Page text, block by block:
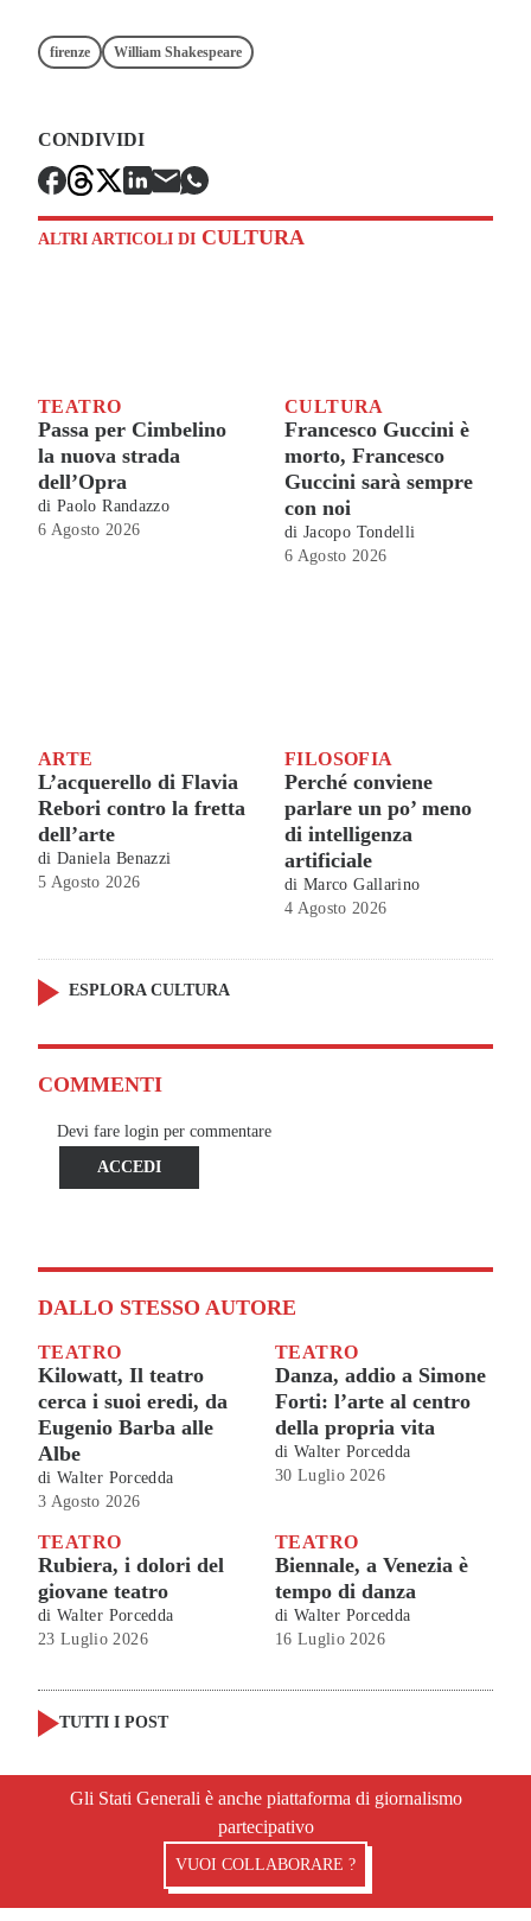
firenze William Shakespeare
CONDIVIDI
ALTRI ARTICOLI DI CULTURA
TEATRO
Passa per Cimbelino
la nuova strada
dell’Opra
di Paolo Randazzo
6 Agosto 2026
CULTURA
Francesco Guccini è
morto, Francesco
Guccini sarà sempre
con noi
di Jacopo Tondelli
6 Agosto 2026
ARTE
L’acquerello di Flavia
Rebori contro la fretta
dell’arte
di Daniela Benazzi
5 Agosto 2026
FILOSOFIA
Perché conviene
parlare un po’ meno
di intelligenza
artificiale
di Marco Gallarino
4 Agosto 2026
ESPLORA CULTURA
COMMENTI
Devi fare login per commentare
ACCEDI
DALLO STESSO AUTORE
TEATRO
Kilowatt, Il teatro
cerca i suoi eredi, da
Eugenio Barba alle
Albe
di Walter Porcedda
3 Agosto 2026
TEATRO
Danza, addio a Simone
Forti: l’arte al centro
della propria vita
di Walter Porcedda
30 Luglio 2026
TEATRO
Rubiera, i dolori del
giovane teatro
di Walter Porcedda
23 Luglio 2026
TEATRO
Biennale, a Venezia è
tempo di danza
di Walter Porcedda
16 Luglio 2026
TUTTI I POST
Gli Stati Generali è anche piattaforma di giornalismo
partecipativo
VUOI COLLABORARE ?